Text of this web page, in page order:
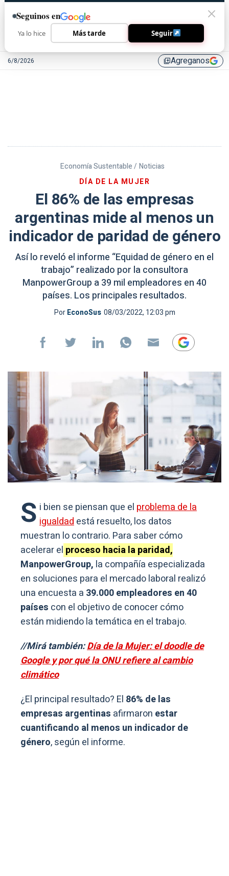
6/8/2026 library_addAgreganos
Economía Sustentable / Noticias
DÍA DE LA MUJER
El 86% de las empresas
argentinas mide al menos un
indicador de paridad de género
Así lo reveló el informe “Equidad de género en el
trabajo” realizado por la consultora
ManpowerGroup a 39 mil empleadores en 40
países. Los principales resultados.
PorEconoSus 08/03/2022, 12:03 pm
S i bien se piensan que el problema de la
igualdadestá resuelto, los datos
muestran lo contrario. Para saber cómo
acelerar el proceso hacia la paridad,
ManpowerGroup, la compañía especializada
en soluciones para el mercado laboral realizó
una encuesta a 39.000 empleadores en 40
países con el objetivo de conocer cómo
están midiendo la temática en el trabajo.
//Mirá también:Día de la Mujer: el doodle de
Google y por qué la ONU refiere al cambio
climático
¿El principal resultado? El 86% de las
empresas argentinas afirmaron estar
cuantificando al menos un indicador de
género, según el informe.
Seguinos en
Ya lo hice Más tarde Seguir